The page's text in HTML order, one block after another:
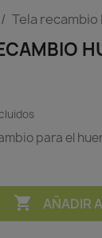
Tela
para el
 AÑADIR